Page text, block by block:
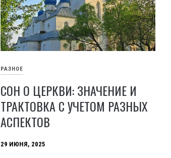
РАЗНОЕ
СОН О ЦЕРКВИ: ЗНАЧЕНИЕ И
ТРАКТОВКА С УЧЕТОМ РАЗНЫХ
АСПЕКТОВ
29 ИЮНЯ, 2025